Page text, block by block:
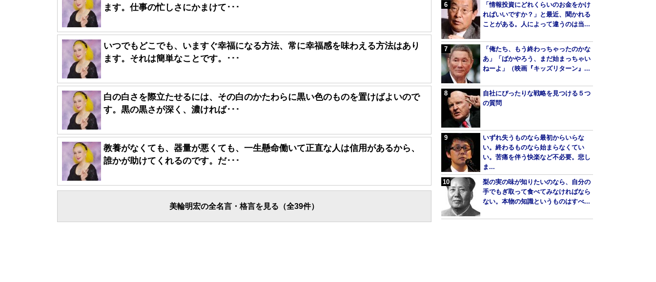
ます。仕事の忙しさにかまけて･･･
いつでもどこでも、いますぐ幸福になる方法、常に幸福感を味わえる方法はあり
ます。それは簡単なことです。･･･
白の白さを際立たせるには、その白のかたわらに黒い色のものを置けばよいので
す。黒の黒さが深く、濃ければ･･･
教養がなくても、器量が悪くても、一生懸命働いて正直な人は信用があるから、
誰かが助けてくれるのです。だ･･･
美輪明宏の全名言・格言を見る（全39件）
「情報投資にどれくらいのお金をかけ
ればいいですか？」と最近、聞かれる
ことがある。人によって違うのは当...
「俺たち、もう終わっちゃったのかな
あ」「ばかやろう、まだ始まっちゃい
ねーよ」（映画『キッズリターン』...
自社にぴったりな戦略を見つける５つ
の質問
いずれ失うものなら最初からいらな
い。終わるものなら始まらなくてい
い。苦痛を伴う快楽など不必要。悲し
ま...
梨の実の味が知りたいのなら、自分の
手でもぎ取って食べてみなければなら
ない。本物の知識というものはすべ...